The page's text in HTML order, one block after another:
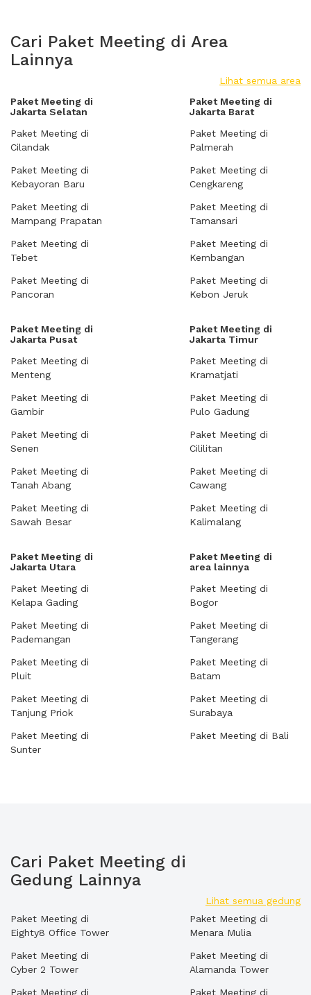
Cari Paket Meeting di Area
Lainnya
Lihat semua area
Paket Meeting di
Jakarta Selatan
Paket Meeting di
Cilandak
Paket Meeting di
Kebayoran Baru
Paket Meeting di
Mampang Prapatan
Paket Meeting di
Tebet
Paket Meeting di
Pancoran
Paket Meeting di
Jakarta Barat
Paket Meeting di
Palmerah
Paket Meeting di
Cengkareng
Paket Meeting di
Tamansari
Paket Meeting di
Kembangan
Paket Meeting di
Kebon Jeruk
Paket Meeting di
Jakarta Pusat
Paket Meeting di
Menteng
Paket Meeting di
Gambir
Paket Meeting di
Senen
Paket Meeting di
Tanah Abang
Paket Meeting di
Sawah Besar
Paket Meeting di
Jakarta Timur
Paket Meeting di
Kramatjati
Paket Meeting di
Pulo Gadung
Paket Meeting di
Cililitan
Paket Meeting di
Cawang
Paket Meeting di
Kalimalang
Paket Meeting di
Jakarta Utara
Paket Meeting di
Kelapa Gading
Paket Meeting di
Pademangan
Paket Meeting di
Pluit
Paket Meeting di
Tanjung Priok
Paket Meeting di
Sunter
Paket Meeting di
area lainnya
Paket Meeting di
Bogor
Paket Meeting di
Tangerang
Paket Meeting di
Batam
Paket Meeting di
Surabaya
Paket Meeting di Bali
Cari Paket Meeting di
Gedung Lainnya
Lihat semua gedung
Paket Meeting di
Eighty8 Office Tower
Paket Meeting di
Cyber 2 Tower
Paket Meeting di
Paket Meeting di
Menara Mulia
Paket Meeting di
Alamanda Tower
Paket Meeting di